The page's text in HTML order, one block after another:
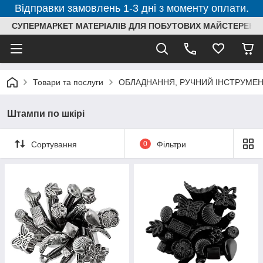
Відправки замовлень 1-3 дні з моменту оплати.
СУПЕРМАРКЕТ МАТЕРІАЛІВ ДЛЯ ПОБУТОВИХ МАЙСТЕРЕНЬ
Товари та послуги ОБЛАДНАННЯ, РУЧНИЙ
Штампи по шкірі
Сортування 0 Фільтри